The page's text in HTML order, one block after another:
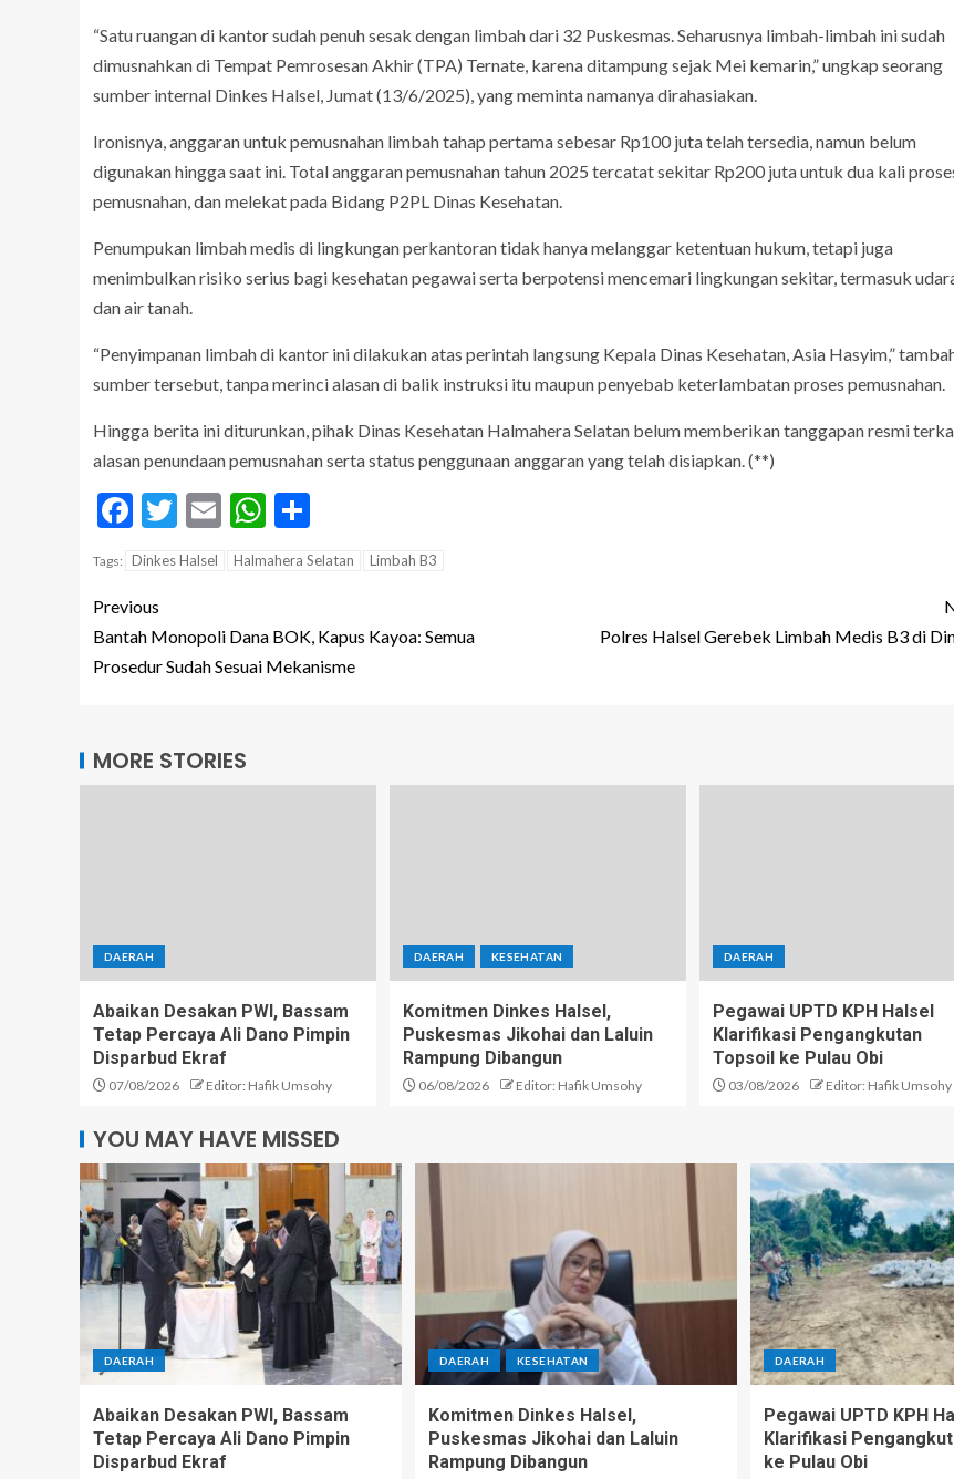
“Satu ruangan di kantor sudah penuh sesak dengan limbah dari 32 Puskesmas. Seharusnya limbah-limbah ini sudah
dimusnahkan di Tempat Pemrosesan Akhir (TPA) Ternate, karena ditampung sejak Mei kemarin,” ungkap seorang
sumber internal Dinkes Halsel, Jumat (13/6/2025), yang meminta namanya dirahasiakan.
Ironisnya, anggaran untuk pemusnahan limbah tahap pertama sebesar Rp100 juta telah tersedia, namun belum
digunakan hingga saat ini. Total anggaran pemusnahan tahun 2025 tercatat sekitar Rp200 juta untuk dua kali
pemusnahan, dan melekat pada Bidang P2PL Dinas Kesehatan.
Penumpukan limbah medis di lingkungan perkantoran tidak hanya melanggar ketentuan hukum, tetapi juga
menimbulkan risiko serius bagi kesehatan pegawai serta berpotensi mencemari lingkungan sekitar, termasuk
dan air tanah.
“Penyimpanan limbah di kantor ini dilakukan atas perintah langsung Kepala Dinas Kesehatan, Asia Hasyim,”
sumber tersebut, tanpa merinci alasan di balik instruksi itu maupun penyebab keterlambatan proses pemusnahan.
Hingga berita ini diturunkan, pihak Dinas Kesehatan Halmahera Selatan belum memberikan tanggapan resmi
alasan penundaan pemusnahan serta status penggunaan anggaran yang telah disiapkan. (**)
Facebook
Twitter
EmailWhatsApp
Tags: Dinkes Halsel Halmahera Selatan Limbah B3
Previous
Bantah Monopoli Dana BOK, Kapus Kayoa: Semua
Prosedur Sudah Sesuai Mekanisme
Polres Halsel Gerebek Limbah Medis B3 di
MORE STORIES
DAERAH
Abaikan Desakan PWI, Bassam
Tetap Percaya Ali Dano Pimpin
Disparbud Ekraf
07/08/2026 Editor: Hafik Umsohy
DAERAH KESEHATAN
Komitmen Dinkes Halsel,
Puskesmas Jikohai dan Laluin
Rampung Dibangun
06/08/2026 Editor: Hafik Umsohy
DAERAH
Pegawai UPTD KPH Halsel
Klarifikasi Pengangkutan
Topsoil ke Pulau Obi
03/08/2026 Editor: Hafik Umsohy
YOU MAY HAVE MISSED
DAERAH
Abaikan Desakan PWI, Bassam
Tetap Percaya Ali Dano Pimpin
Disparbud Ekraf
DAERAH KESEHATAN
Komitmen Dinkes Halsel,
Puskesmas Jikohai dan Laluin
Rampung Dibangun
DAERAH
Pegawai UPTD KPH
Klarifikasi
ke Pulau Obi